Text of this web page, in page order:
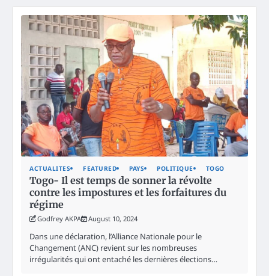
ACTUALITES FEATURED PAYS POLITIQUE TOGO
Togo- Il est temps de sonner la révolte
contre les impostures et les forfaitures du
régime
Godfrey AKPA August 10, 2024
Dans une déclaration, l’Alliance Nationale pour le
Changement (ANC) revient sur les nombreuses
irrégularités qui ont entaché les dernières élections…